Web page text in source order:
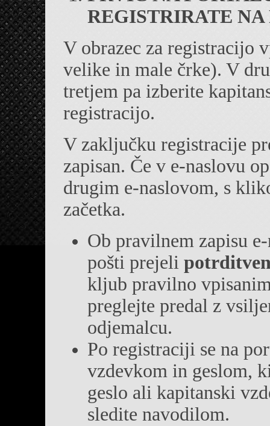
REGISTRIRATE NA
V obrazec za registracijo
velike in male črke). V
tretjem pa izberite
registracijo.
V zaključku registracije
zapisan. Če v e-naslovu
drugim e-naslovom, s
začetka.
Ob pravilnem zapisu
pošti prejeli
kljub pravilno
preglejte predal z
odjemalcu.
Po registraciji se na
vzdevkom in geslom,
geslo ali kapitanski
sledite navodilom.